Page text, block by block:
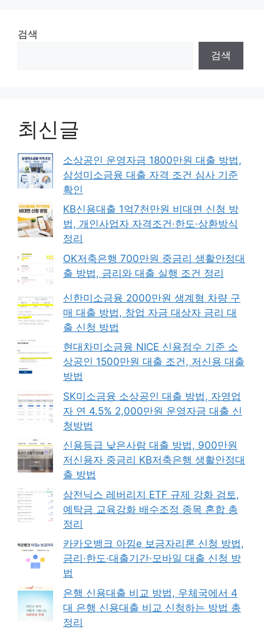
검색
검색
최신글
소상공인 운영자금 1800만원 대출 방법,
삼성미소금융 대출 자격 조건 심사 기준
확인
KB신용대출 1억7천만원 비대면 신청 방
법, 개인사업자 자격조건·한도·상환방식
정리
OK저축은행 700만원 중금리 생활안정대
출 방법, 금리와 대출 실행 조건 정리
신한미소금융 2000만원 생계형 차량 구
매 대출 방법, 창업 자금 대상자 금리 대
출 신청 방법
현대차미소금융 NICE 신용점수 기준 소
상공인 1500만원 대출 조건, 저신용 대출
방법
SK미소금융 소상공인 대출 방법, 자영업
자 연 4.5% 2,000만원 운영자금 대출 신
청방법
신용등급 낮은사람 대출 방법, 900만원
저신용자 중금리 KB저축은행 생활안정대
출 방법
삼전닉스 레버리지 ETF 규제 강화 검토,
예탁금 교육강화 배수조정 종목 혼합 총
정리
카카오뱅크 아낌e 보금자리론 신청 방법,
금리·한도·대출기간·모바일 대출 신청 방
법
은행 신용대출 비교 방법, 우체국에서 4
대 은행 신용대출 비교 신청하는 방법 총
정리